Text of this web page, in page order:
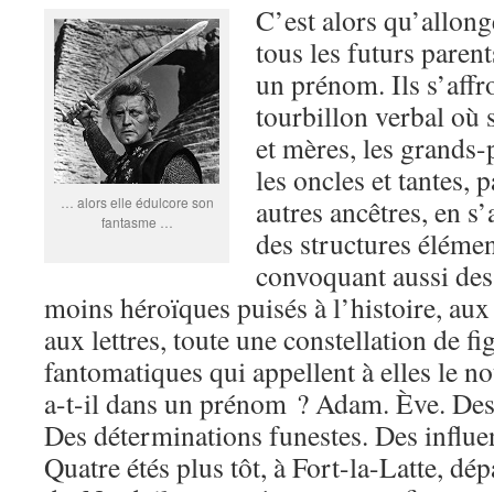
… alors elle édulcore son
fantasme …
C’est alors
tous les futurs
un prénom. Ils
tourbillon verbal où
et mères, les
les oncles et tantes,
autres ancêtres, en
des structures
convoquant aussi
moins héroïques puisés à l’histoire,
aux lettres, toute une constellation de
fantomatiques qui appellent à elles le
a-t-il dans un prénom ? Adam. Ève.
Des déterminations funestes. Des
Quatre étés plus tôt, à Fort-la-Latte,